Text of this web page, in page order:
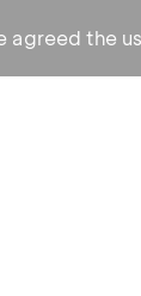
agreed the